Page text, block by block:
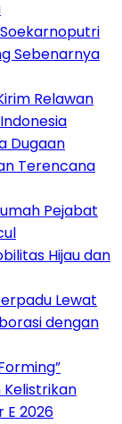
Sebenarnya
Relawan
Dugaan
Terencana
Pejabat
Hijau dan
Lewat
dengan
E 2026